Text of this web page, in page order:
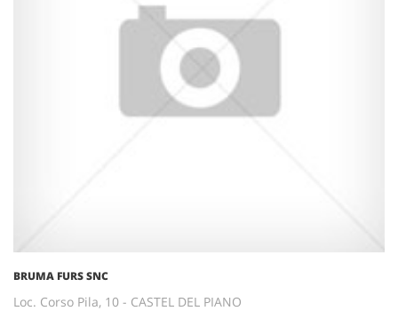
BRUMA FURS SNC
Loc. Corso Pila, 10 - CASTEL DEL PIANO